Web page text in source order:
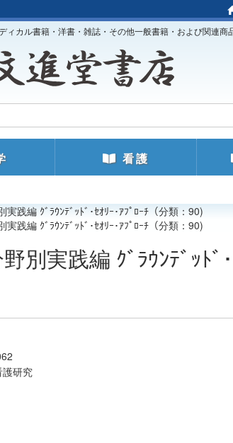
ィカル書籍・洋書・雑誌・その他一般書籍・および関連商
看護
実践編 ｸﾞﾗｳﾝﾃﾞｯﾄﾞ･ｾｵﾘｰ･ｱﾌﾟﾛｰﾁ（分類：90)
実践編 ｸﾞﾗｳﾝﾃﾞｯﾄﾞ･ｾｵﾘｰ･ｱﾌﾟﾛｰﾁ（分類：90)
別実践編 ｸﾞﾗｳﾝﾃﾞｯﾄﾞ
研究